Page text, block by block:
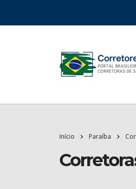
Início Paraíba